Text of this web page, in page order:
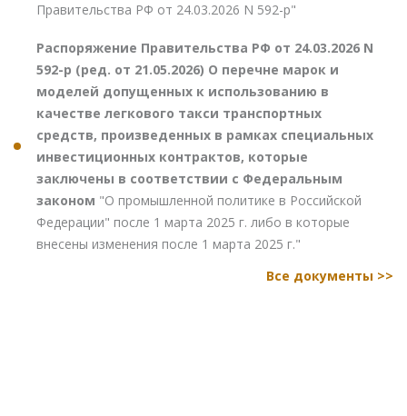
Правительства РФ от 24.03.2026 N 592-р"
Распоряжение Правительства РФ от 24.03.2026 N
592-р (ред. от 21.05.2026) О перечне марок и
моделей допущенных к использованию в
качестве легкового такси транспортных
средств, произведенных в рамках специальных
инвестиционных контрактов, которые
заключены в соответствии с Федеральным
законом "О промышленной политике в Российской
Федерации" после 1 марта 2025 г. либо в которые
внесены изменения после 1 марта 2025 г."
Все документы >>